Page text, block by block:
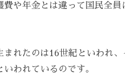
や年金とは違って国民全
れたのは16世紀といわれ
われているのです。